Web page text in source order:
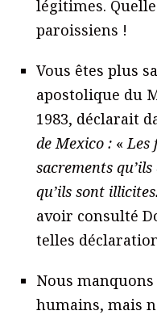
légitimes.
paroissiens !
Vous êtes plus
apostolique du
1983, déclarait
de Mexico : «Les
sacrements
qu’ils sont illicites.
avoir consulté
telles
Nous
humains, mais